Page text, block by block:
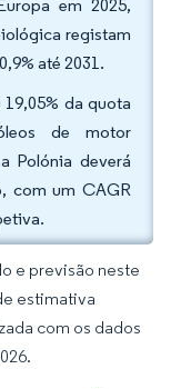
em 2025,
registam
até 2031.
da quota
de motor
Polónia deverá
com um CAGR
e previsão neste
estimativa
com os dados